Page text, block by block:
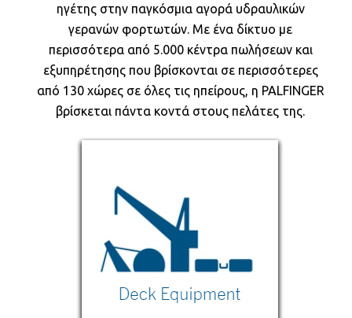
ηγέτης στην παγκόσμια αγορά υδραυλικών
γερανών φορτωτών. Με ένα δίκτυο με
περισσότερα από 5.000 κέντρα πωλήσεων και
εξυπηρέτησης που βρίσκονται σε περισσότερες
από 130 χώρες σε όλες τις ηπείρους, η PALFINGER
βρίσκεται πάντα κοντά στους πελάτες της.